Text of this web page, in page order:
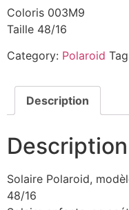
Coloris 003M9
Taille 48/16
Category: Polaroid
Description
Description
Solaire Polaroid,
48/16